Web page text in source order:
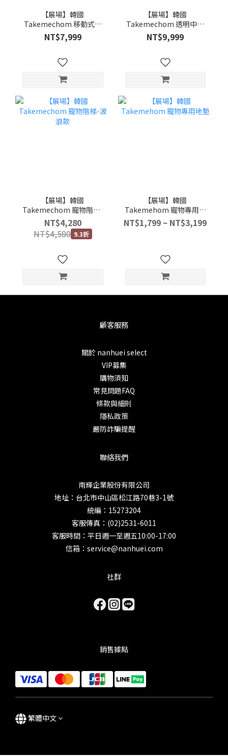
【展場】韓國
Takemechom 移動式寵
物屋
NT$7,999
【展場】韓國
Takemechom 透明中型
寵物屋
NT$9,999
【展場】韓國
Takemechom 寵物階梯-
波浪款
NT$4,280
NT$4,580 9.3折
【展場】韓國
Takemehom 寵物專用地
NT$1,799 ~ NT$3,199
顧客服務
關於 nanhuei select
VIP募集
購物須知
常見問題FAQ
條款與細則
隱私政策
嚴防詐騙提醒
聯絡我們
南輝企業股份有限公司
地址：台北市中山區松江路70巷3-1號
統編：15273204
客服傳真：(02)2531-6011
客服時間：平日週一至週五10:00-17:00
信箱：service@nanhuei.com
社群
銷售據點
繁體中文